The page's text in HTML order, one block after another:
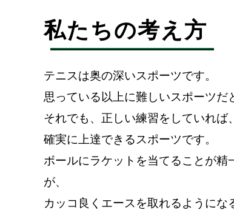
私たちの考え方
テニスは奥の深いスポーツです。
思っている以上に難しいスポーツだ
それでも、正しい練習をしていれば
確実に上達できるスポーツです。
ボールにラケットを当てることが精
が、
カッコ良くエースを取れるようにな